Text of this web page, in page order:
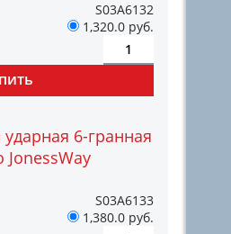
S03A6132
1,320.0 руб.
6-гранная
S03A6133
1,380.0 руб.